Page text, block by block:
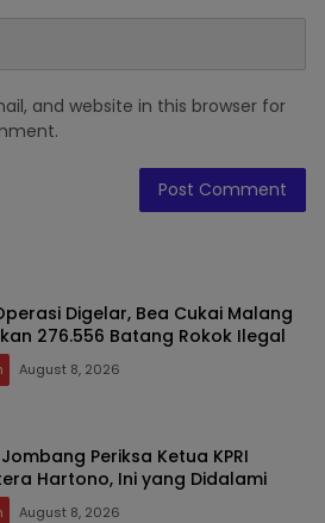
and website in this browser for
Digelar, Bea Cukai Malang
276.556 Batang Rokok Ilegal
August 8, 2026
Periksa Ketua KPRI
Hartono, Ini yang Didalami
August 8, 2026